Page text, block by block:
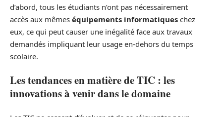
d’abord, tous les étudiants n’ont pas nécessairement
accès aux mêmes équipements informatiques chez
eux, ce qui peut causer une inégalité face aux travaux
demandés impliquant leur usage en-dehors du temps
scolaire.
Les tendances en matière de TIC : les
innovations à venir dans le domaine